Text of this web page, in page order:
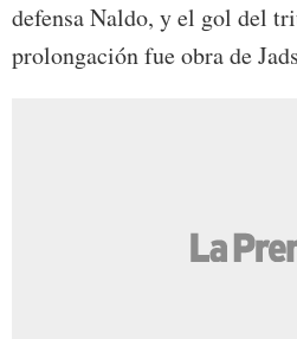
defensa Naldo, y el gol del
prolongación fue obra de